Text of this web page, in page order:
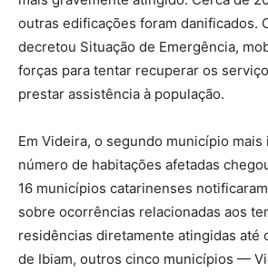
outras edificações foram danificados.
decretou Situação de Emergência,
forças para tentar recuperar os
prestar assistência à população.
Em Videira, o segundo município mais
número de habitações afetadas
16 municípios catarinenses
sobre ocorrências relacionadas aos
residências diretamente atingidas até
de Ibiam, outros cinco municípios —